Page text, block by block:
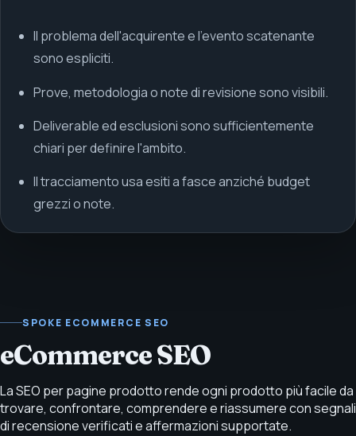
Il problema dell'acquirente e l'evento scatenante
sono espliciti.
Prove, metodologia o note di revisione sono visibili.
Deliverable ed esclusioni sono sufficientemente
chiari per definire l'ambito.
Il tracciamento usa esiti a fasce anziché budget
grezzi o note.
SPOKE ECOMMERCE SEO
eCommerce SEO
La SEO per pagine prodotto rende ogni prodotto più facile da
trovare, confrontare, comprendere e riassumere con segnali
di recensione verificati e affermazioni supportate.